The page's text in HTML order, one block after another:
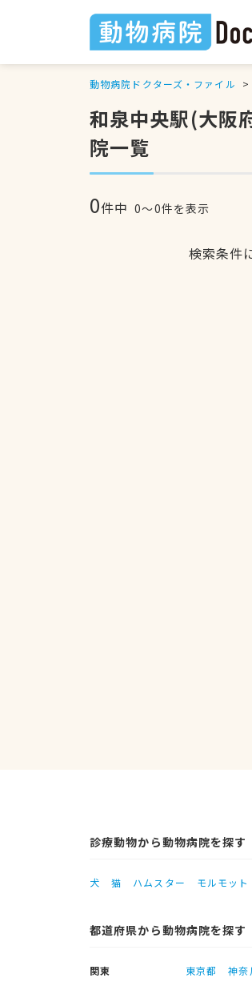
動物病院ドクターズ・ファイル
和泉中央駅(大阪
院一覧
0件中 0〜0件を表示
検索条件
診療動物から動物病院を探す
犬 猫 ハムスター モルモット
都道府県から動物病院を探す
関東 東京都 神奈